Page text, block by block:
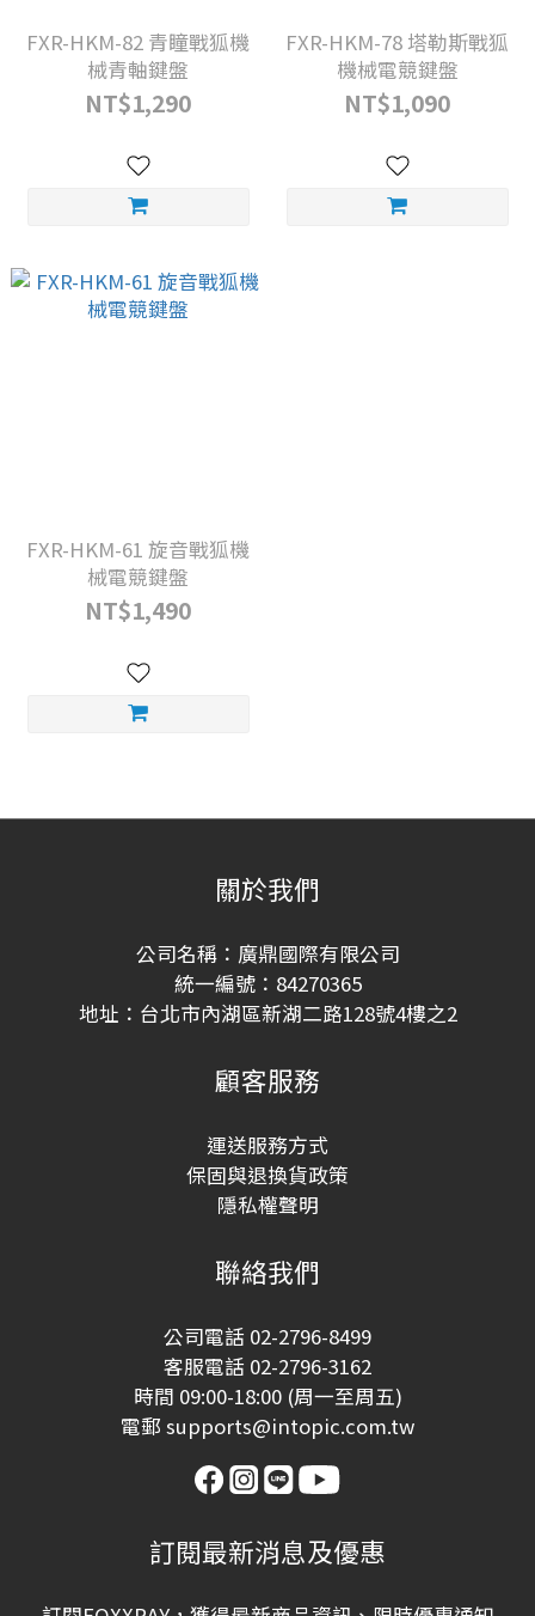
FXR-HKM-82 青瞳戰狐機
械青軸鍵盤
NT$1,290
FXR-HKM-78 塔勒斯戰狐
機械電競鍵盤
NT$1,090
FXR-HKM-61 旋音戰狐機
械電競鍵盤
NT$1,490
關於我們
公司名稱：廣鼎國際有限公司
統一編號：84270365
地址：台北市內湖區新湖二路128號4樓之2
顧客服務
運送服務方式
保固與退換貨政策
隱私權聲明
聯絡我們
公司電話 02-2796-8499
客服電話 02-2796-3162
時間 09:00-18:00 (周一至周五)
電郵 supports@intopic.com.tw
訂閱最新消息及優惠